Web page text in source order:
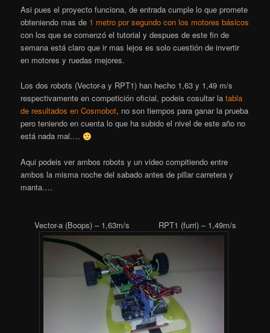
Asi pues el proyecto funciona, de entrada cumple lo que promete
obteniendo mas de 1 metro por segundo con los motores básicos
con los que se comenzó el tutorial y despues de este fin de
semana está claro que ir mas lejos es solo cuestión de invertir
en motores y ruedas mejores.
Los dos robots (Vector-a y RPT1) han hecho 1,63 y 1,49 m/s
respectivamente en competición oficial, podeis cosultar latabla
de resultados en Cosmobot, no son tiempos para ganar la prueba
pero teniendo en cuenta lo que ha subido el nivel de este año no
está nada mal….
Aqui podeis ver ambos robots y un video compitiendo entre
ambos la misma noche del sabado antes de pillar carretera y
manta….
Vector-a (Boops) – 1,63m/s RPT1 (furri) – 1,49m/s